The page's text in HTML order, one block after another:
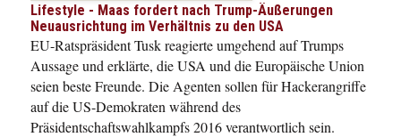
Lifestyle - Maas fordert nach Trump-Äußerungen
Neuausrichtung im Verhältnis zu den USA
EU-Ratspräsident Tusk reagierte umgehend auf Trumps
Aussage und erklärte, die USA und die Europäische Union
seien beste Freunde. Die Agenten sollen für Hackerangriffe
auf die US-Demokraten während des
Präsidentschaftswahlkampfs 2016 verantwortlich sein.